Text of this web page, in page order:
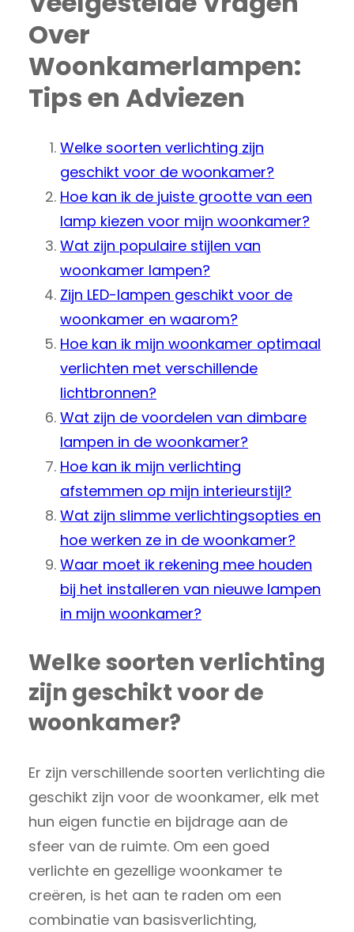
Over
Woonkamerlampen:
Tips en Adviezen
Welke soorten verlichting zijn
geschikt voor de woonkamer?
Hoe kan ik de juiste grootte van een
lamp kiezen voor mijn woonkamer?
Wat zijn populaire stijlen van
woonkamer lampen?
Zijn LED-lampen geschikt voor de
woonkamer en waarom?
Hoe kan ik mijn woonkamer optimaal
verlichten met verschillende
lichtbronnen?
Wat zijn de voordelen van dimbare
lampen in de woonkamer?
Hoe kan ik mijn verlichting
afstemmen op mijn interieurstijl?
Wat zijn slimme verlichtingsopties en
hoe werken ze in de woonkamer?
Waar moet ik rekening mee houden
bij het installeren van nieuwe lampen
in mijn woonkamer?
Welke soorten verlichting
zijn geschikt voor de
woonkamer?
Er zijn verschillende soorten verlichting die
geschikt zijn voor de woonkamer, elk met
hun eigen functie en bijdrage aan de
sfeer van de ruimte. Om een goed
verlichte en gezellige woonkamer te
creëren, is het aan te raden om een
combinatie van basisverlichting,